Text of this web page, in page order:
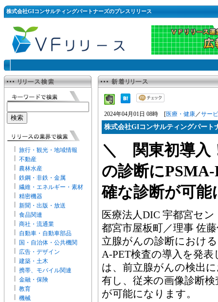
株式会社GIコンサルティングパートナーズのプレスリリース
旅行・観光・地域情報
不動産
農林水産
鉄鋼・非鉄・金属
繊維・エネルギー・素材
精密機器
新聞・出版・放送
食品関連
商社・流通業
自動車・自動車部品
国・自治体・公共機関
広告・デザイン
建築・土木
携帯、モバイル関連
金融・保険
教育
機械
2024年04月01日 08時 [医療・健康／サー
株式会社GIコンサルティングパート
＼ 関東初導入
の診断に
確な診断が可能
医療法人DIC 宇都宮セ
都宮市屋板町／理事 佐
立腺がんの診断におけ
A-PET検査の導入を発
は、前立腺がんの検出
有し、従来の画像診断
が可能になります。